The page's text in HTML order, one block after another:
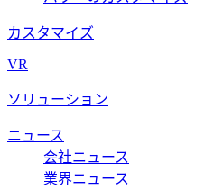
カスタマイズ
VR
ソリューション
ニュース
会社ニュース
業界ニュース